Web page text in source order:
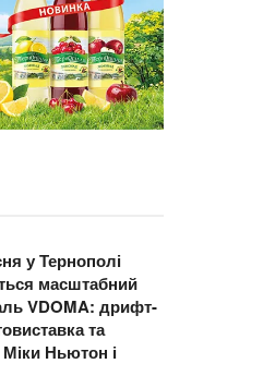
у Тернополі
масштабний
VDOMA: дрифт-
та
Ньютон і